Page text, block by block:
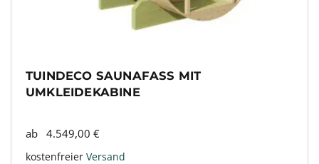
TUINDECO SAUNAFASS MIT
UMKLEIDEKABINE
ab 4.549,00 €
kostenfreier Versand